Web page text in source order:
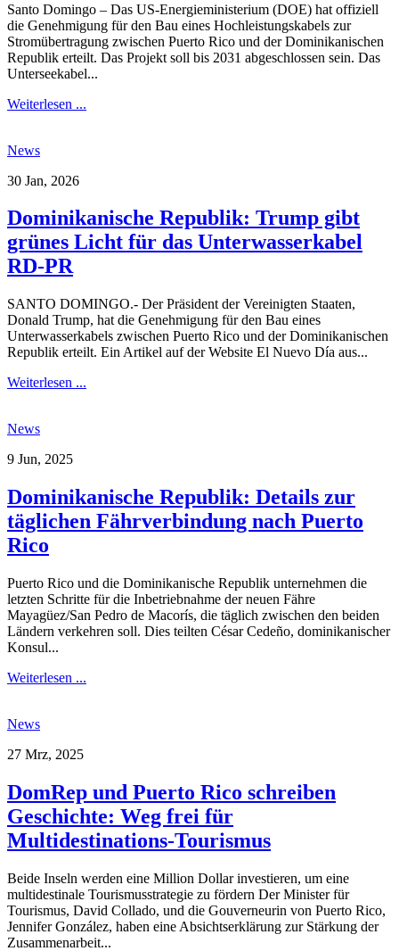
Santo Domingo – Das US-Energieministerium (DOE) hat offiziell
die Genehmigung für den Bau eines Hochleistungskabels zur
Stromübertragung zwischen Puerto Rico und der Dominikanischen
Republik erteilt. Das Projekt soll bis 2031 abgeschlossen sein. Das
Unterseekabel...
Weiterlesen ...
News
30 Jan, 2026
Dominikanische Republik: Trump gibt
grünes Licht für das Unterwasserkabel
RD-PR
SANTO DOMINGO.- Der Präsident der Vereinigten Staaten,
Donald Trump, hat die Genehmigung für den Bau eines
Unterwasserkabels zwischen Puerto Rico und der Dominikanischen
Republik erteilt. Ein Artikel auf der Website El Nuevo Día aus...
Weiterlesen ...
News
9 Jun, 2025
Dominikanische Republik: Details zur
täglichen Fährverbindung nach Puerto
Rico
Puerto Rico und die Dominikanische Republik unternehmen die
letzten Schritte für die Inbetriebnahme der neuen Fähre
Mayagüez/San Pedro de Macorís, die täglich zwischen den beiden
Ländern verkehren soll. Dies teilten César Cedeño, dominikanischer
Konsul...
Weiterlesen ...
News
27 Mrz, 2025
DomRep und Puerto Rico schreiben
Geschichte: Weg frei für
Multidestinations-Tourismus
Beide Inseln werden eine Million Dollar investieren, um eine
multidestinale Tourismusstrategie zu fördern Der Minister für
Tourismus, David Collado, und die Gouverneurin von Puerto Rico,
Jennifer González, haben eine Absichtserklärung zur Stärkung der
Zusammenarbeit...